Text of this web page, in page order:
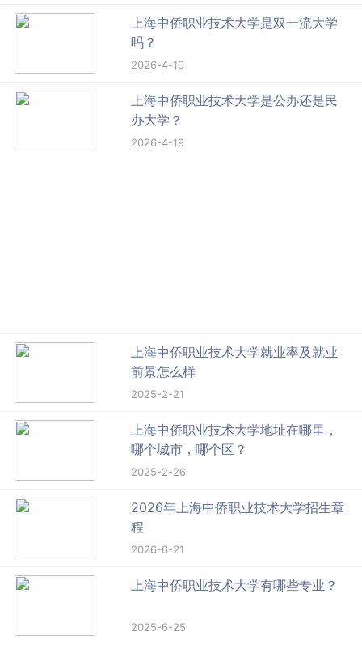
上海中侨职业技术大学是双一流大学
吗？
2026-4-10
上海中侨职业技术大学是公办还是民
办大学？
2026-4-19
上海中侨职业技术大学就业率及就业
前景怎么样
2025-2-21
上海中侨职业技术大学地址在哪里，
哪个城市，哪个区？
2025-2-26
2026年上海中侨职业技术大学招生章
程
2026-6-21
上海中侨职业技术大学有哪些专业？
2025-6-25